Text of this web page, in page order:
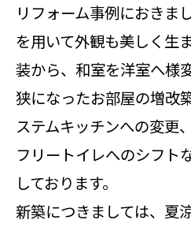
リフォーム事例におきま
を用いて外観も美しく生
装から、和室を洋室へ様
狭になったお部屋の増改
ステムキッチンへの変更
フリートイレへのシフト
しております。
新築につきましては、夏